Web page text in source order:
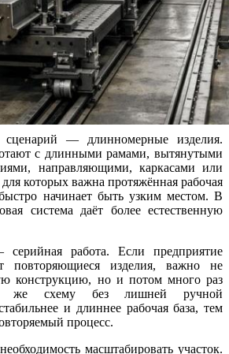
сценарий — длинномерные изделия.
с длинными рамами, вытянутыми
направляющими, каркасами или
которых важна протяжённая рабочая
начинает быть узким местом. В
система даёт более естественную
работа. Если предприятие
повторяющиеся изделия, важно не
конструкцию, но и потом много раз
же схему без лишней ручной
и длиннее рабочая база, тем
процесс.
масштабировать участок.